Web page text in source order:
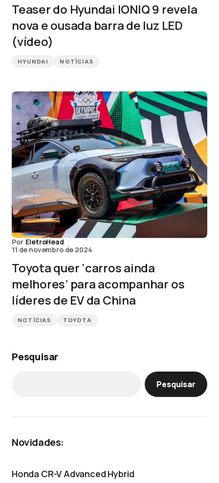
Teaser do Hyundai IONIQ 9 revela
nova e ousada barra de luz LED
(vídeo)
HYUNDAI NOTÍCIAS
Por EletroHead
11 de novembro de 2024
Toyota quer ‘carros ainda
melhores’ para acompanhar os
líderes de EV da China
NOTÍCIAS TOYOTA
Pesquisar
Pesquisar
Novidades:
Honda CR-V Advanced Hybrid